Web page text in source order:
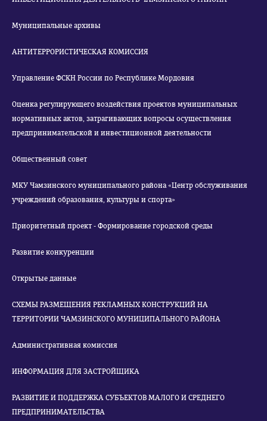
Муниципальные архивы
АНТИТЕРРОРИСТИЧЕСКАЯ КОМИССИЯ
Управление ФСКН России по Республике Мордовия
Оценка регулирующего воздействия проектов муниципальных
нормативных актов, затрагивающих вопросы осуществления
предпринимательской и инвестиционной деятельности
Общественный совет
МКУ Чамзинского муниципального района «Центр обслуживания
учреждений образования, культуры и спорта»
Приоритетный проект - Формирование городской среды
Развитие конкуренции
Открытые данные
СХЕМЫ РАЗМЕЩЕНИЯ РЕКЛАМНЫХ КОНСТРУКЦИЙ НА
ТЕРРИТОРИИ ЧАМЗИНСКОГО МУНИЦИПАЛЬНОГО РАЙОНА
Административная комиссия
ИНФОРМАЦИЯ ДЛЯ ЗАСТРОЙЩИКА
РАЗВИТИЕ И ПОДДЕРЖКА СУБЪЕКТОВ МАЛОГО И СРЕДНЕГО
ПРЕДПРИНИМАТЕЛЬСТВА